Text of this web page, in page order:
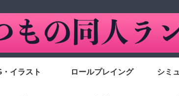
・イラスト ロールプレイング シミ